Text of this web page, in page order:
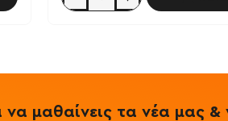
8:1:1
μαθαίνεις τα νέα μας